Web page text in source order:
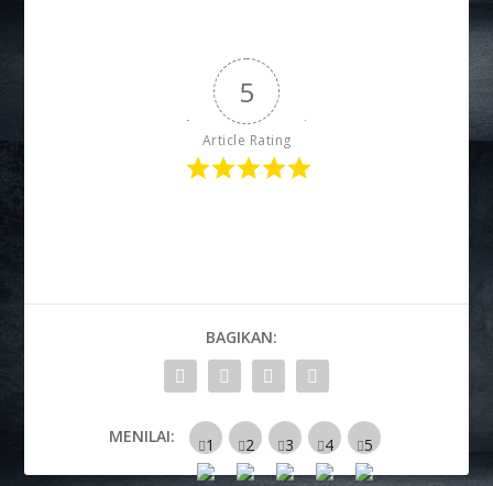
5
Article Rating
BAGIKAN:
MENILAI: